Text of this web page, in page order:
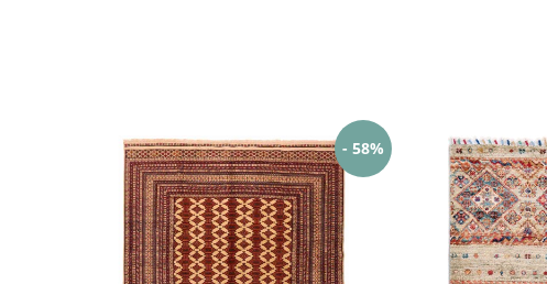
- 58%